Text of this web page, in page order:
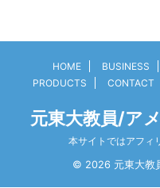
HOME BUSINESS
PRODUCTS
CONTACT
元東大教員/ア
本サイトではアフィ
© 2026 元東大教